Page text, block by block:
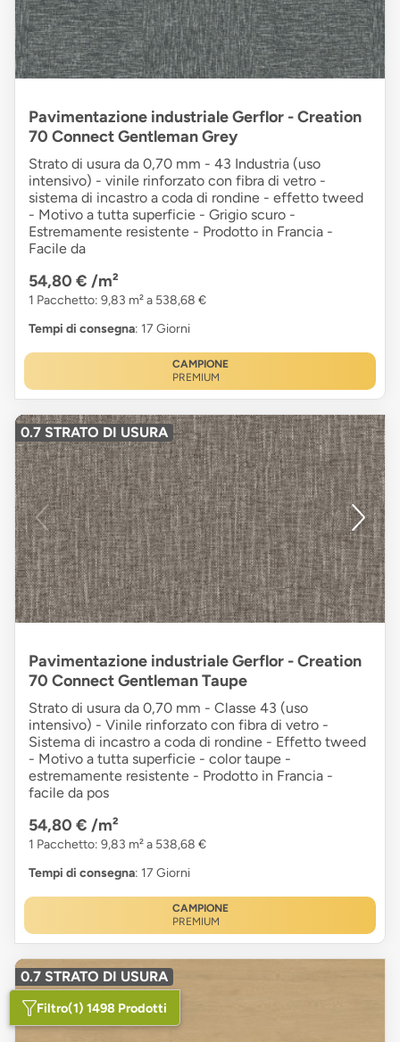
Pavimentazione industriale Gerflor - Creation
70 Connect Gentleman Grey
Strato di usura da 0,70 mm - 43 Industria (uso
intensivo) - vinile rinforzato con fibra di vetro -
sistema di incastro a coda di rondine - effetto tweed
- Motivo a tutta superficie - Grigio scuro -
Estremamente resistente - Prodotto in Francia -
Facile da
54,80 € /m²
1 Pacchetto: 9,83 m² a 538,68 €
Tempi di consegna: 17 Giorni
CAMPIONE
PREMIUM
0.7 STRATO DI USURA
Pavimentazione industriale Gerflor - Creation
70 Connect Gentleman Taupe
Strato di usura da 0,70 mm - Classe 43 (uso
intensivo) - Vinile rinforzato con fibra di vetro -
Sistema di incastro a coda di rondine - Effetto tweed
- Motivo a tutta superficie - color taupe -
estremamente resistente - Prodotto in Francia -
facile da pos
54,80 € /m²
1 Pacchetto: 9,83 m² a 538,68 €
Tempi di consegna: 17 Giorni
CAMPIONE
PREMIUM
0.7 STRATO DI USURA
Filtro(1) 1498 Prodotti